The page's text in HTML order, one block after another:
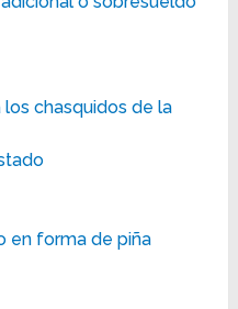
los chasquidos de la
en forma de piña